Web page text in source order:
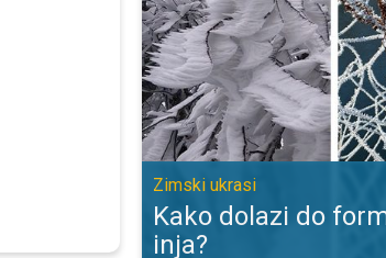
Zimski ukrasi
Kako dolazi do
inja?